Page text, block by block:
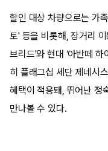
할인 대상 차량으로는 가
토' 등을 비롯해, 장거리
브리드'와 현대 ‘아반떼 하
히 플래그십 세단 제네시
혜택이 적용돼, 뛰어난 정
만나볼 수 있다.